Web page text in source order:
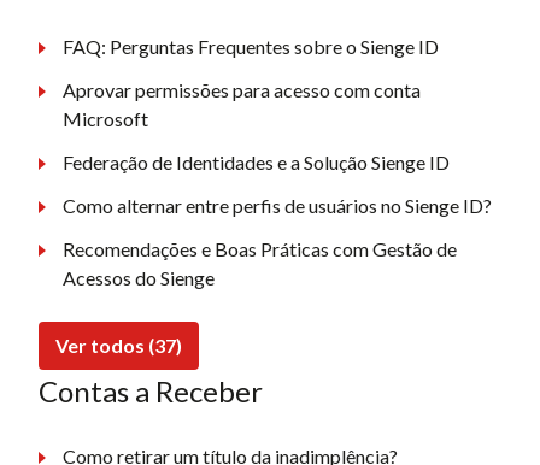
FAQ: Perguntas Frequentes sobre o Sienge ID
Aprovar permissões para acesso com conta
Microsoft
Federação de Identidades e a Solução Sienge ID
Como alternar entre perfis de usuários no Sienge ID?
Recomendações e Boas Práticas com Gestão de
Acessos do Sienge
Ver todos (37)
Contas a Receber
Como retirar um título da inadimplência?